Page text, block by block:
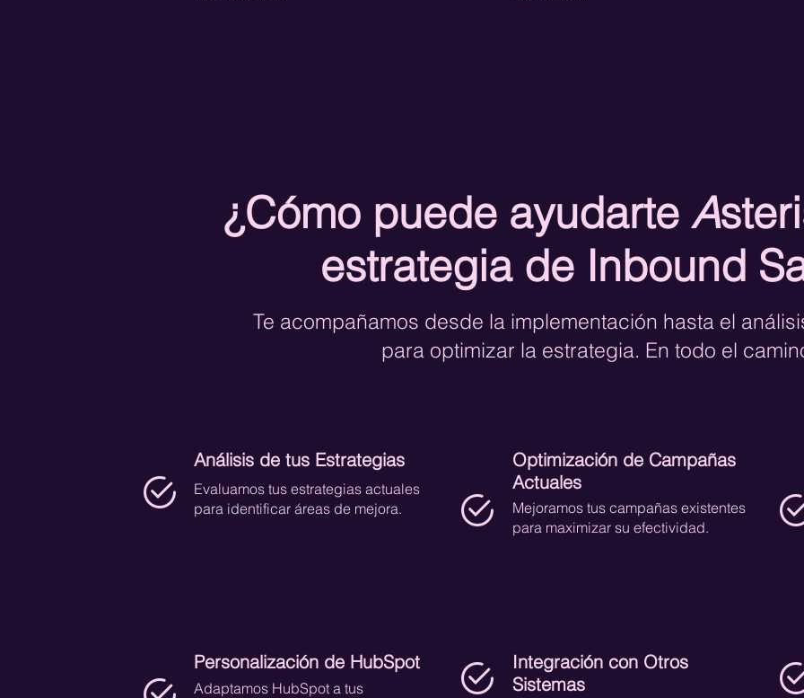
¿Cómo puede ayudarte A
estrategia de Inbound
Te acompañamos desde la implementación hasta el
para optimizar la estrategia. En todo el
Análisis de tus Estrategias
Evaluamos tus estrategias actuales
para identificar áreas de mejora.
Optimización de Campañas
Actuales
Mejoramos tus campañas existentes
para maximizar su efectividad.
Personalización de HubSpot
Adaptamos HubSpot a tus
Integración con Otros
Sistemas